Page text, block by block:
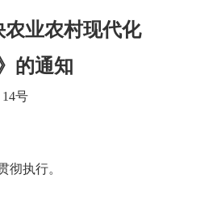
业农村现代化
的通知
号
彻执行。